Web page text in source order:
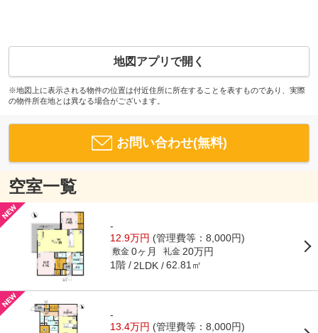
地図アプリで開く
※地図上に表示される物件の位置は付近住所に所在することを表すものであり、実際
の物件所在地とは異なる場合がございます。
お問い合わせ(無料)
空室一覧
-
12.9万円 (管理費等：8,000円)
敷金 0ヶ月 礼金 20万円
1階 2LDK 62.81㎡
-
13.4万円 (管理費等：8,000円)